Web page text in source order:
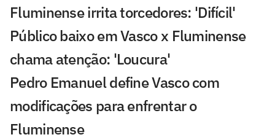
Fluminense irrita torcedores: 'Difícil'
Público baixo em Vasco x Fluminense
chama atenção: 'Loucura'
Pedro Emanuel define Vasco com
modificações para enfrentar o
Fluminense